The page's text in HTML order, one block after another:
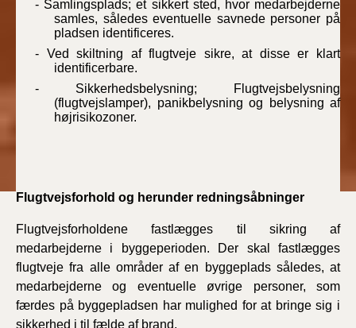
- Samlingsplads; et sikkert sted, hvor medarbejderne
samles, således eventuelle savnede personer på
pladsen identificeres.
- Ved skiltning af flugtveje sikre, at disse er klart
identificerbare.
- Sikkerhedsbelysning; Flugtvejsbelysning
(flugtvejslamper), panikbelysning og belysning af
højrisikozoner.
Flugtvejsforhold og herunder redningsåbninger
Flugtvejsforholdene fastlægges til sikring af
medarbejderne i byggeperioden. Der skal fastlægges
flugtveje fra alle områder af en byggeplads således, at
medarbejderne og eventuelle øvrige personer, som
færdes på byggepladsen har mulighed for at bringe sig i
sikkerhed i til fælde af brand.